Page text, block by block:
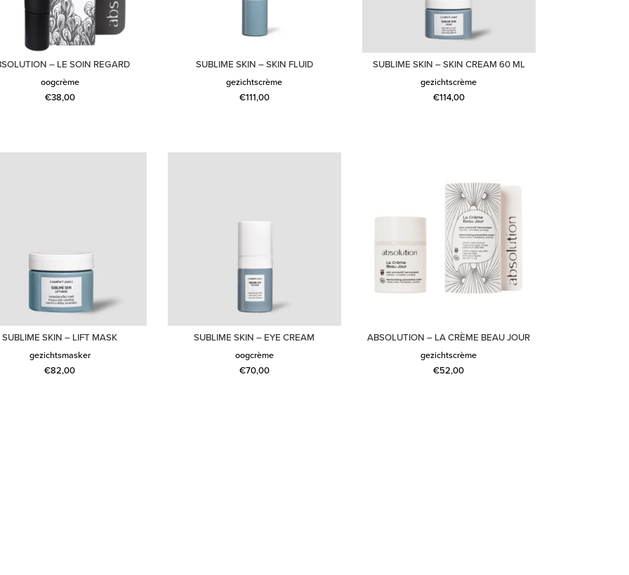
– LE SOIN REGARD
oogcrème
€38,00
SUBLIME SKIN – SKIN FLUID
gezichtscrème
€111,00
SUBLIME SKIN – SKIN CREAM 60 ML
gezichtscrème
€114,00
SUBLIME SKIN – LIFT MASK
gezichtsmasker
€82,00
SUBLIME SKIN – EYE CREAM
oogcrème
€70,00
ABSOLUTION – LA CRÈME BEAU JOUR
gezichtscrème
€52,00